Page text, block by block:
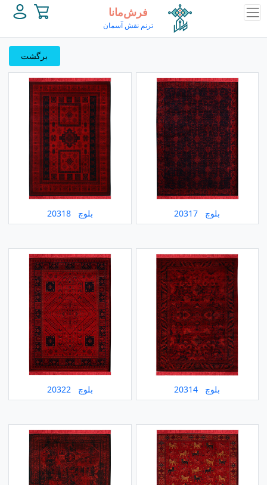
فرش‌مانا
ترنم نقش آسمان
برگشت
بلوچ 20317 بلوچ 20318
بلوچ 20314 بلوچ 20322